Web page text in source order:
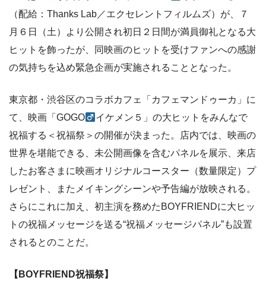
（配給：Thanks Lab／エクセレントフィルムズ）が、７
月６日（土）より公開され初日２日間が満員御礼となる大
ヒットを飾ったが、同映画のヒットを受けファンへの感謝
の気持ちを込め緊急企画が実施されることとなった。
東京都・渋谷区のコラボカフェ「カフェマンドゥーカ」に
て、映画「GOGO
イケメン５」の大ヒットをみんなで
祝福する＜祝福祭＞の開催が決まった。店内では、映画の
世界を堪能できる、未公開画像を含むパネルを展示、来店
したお客さまに映画オリジナルコースター（数量限定）プ
レゼント、またメイキングシーンや予告編が放映される。
さらにこれに加え、初主演を務めたBOYFRIENDに大ヒッ
トの祝福メッセージを送る“祝福メッセージパネル”も設置
されるとのことだ。
【BOYFRIEND祝福祭】